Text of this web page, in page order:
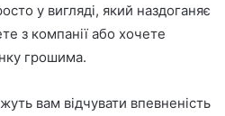
у вигляді, який наздоганяє
з компанії або хочете
грошима.
вам відчувати впевненість